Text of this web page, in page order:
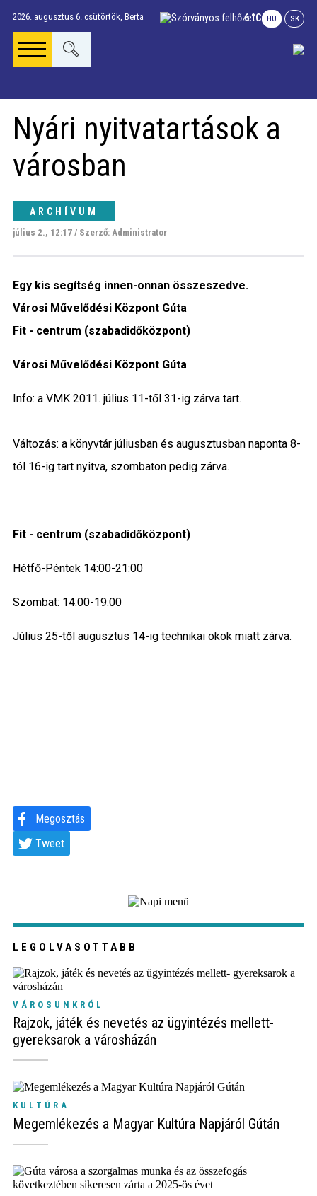
Napi menü
Riport
Közigazgatás
Időjárás
Kultúra
Interjú
2026. augusztus 6. csütörtök, Berta 6 °C HU SK
Nyári nyitvatartások a
városban
ARCHÍVUM
július 2., 12:17 / Szerző: Administrator
Egy kis segítség innen-onnan összeszedve.
Városi Művelődési Központ Gúta
Fit - centrum (szabadidőközpont)
Városi Művelődési Központ Gúta
Info: a VMK 2011. július 11-től 31-ig zárva tart.
Változás: a könyvtár júliusban és augusztusban naponta 8-
tól 16-ig tart nyitva, szombaton pedig zárva.
Fit - centrum (szabadidőközpont)
Hétfő-Péntek 14:00-21:00
Szombat: 14:00-19:00
Július 25-től augusztus 14-ig technikai okok miatt zárva.
Megosztás
Tweet
LEGOLVASOTTABB
VÁROSUNKRÓL
Rajzok, játék és nevetés az ügyintézés mellett-
gyereksarok a városházán
KULTÚRA
Megemlékezés a Magyar Kultúra Napjáról Gútán